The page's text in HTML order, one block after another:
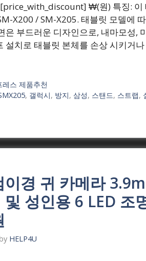
[price_with_discount] ₩(원) 특징: 이
X200 / SM-X205. 태블릿 모델에
은 부드러운 디자인으로, 내마모성,
설치로 태블릿 본체를 손상 시키거
레스 제품추천
, 갤럭시, 방지,삼성, 스탠드, 스트랩,
이경 귀 카메라
및 성인용 6 LED 조
HELP4U